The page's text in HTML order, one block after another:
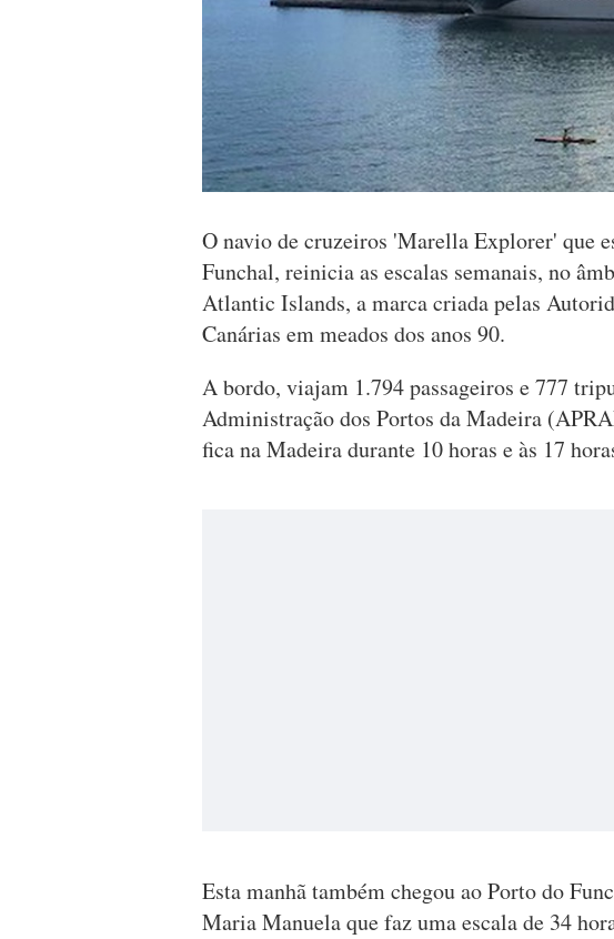
O navio de cruzeiros 'Marella Explorer' que
Funchal, reinicia as escalas semanais, no
Atlantic Islands, a marca criada pelas
Canárias em meados dos anos 90.
A bordo, viajam 1.794 passageiros e 777
Administração dos Portos da Madeira
fica na Madeira durante 10 horas e às 17
Esta manhã também chegou ao Porto do
Maria Manuela que faz uma escala de 34